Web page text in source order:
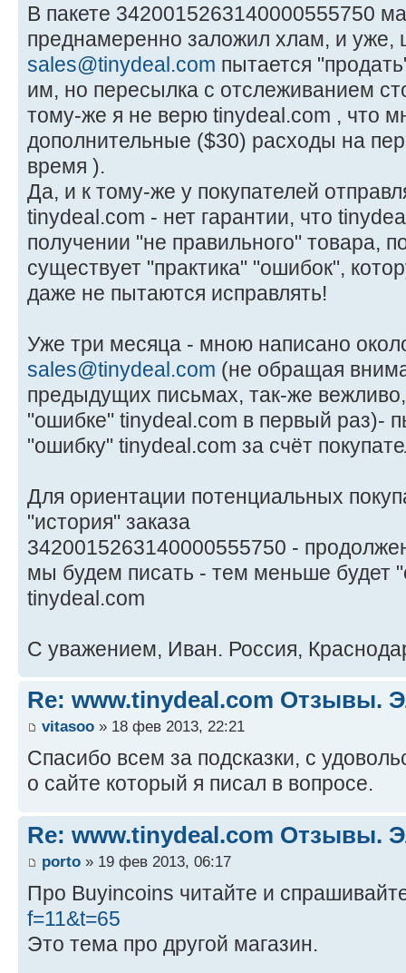
В пакете 3420015263140000555750
преднамеренно заложил хлам, и уже,
sales@tinydeal.com пытается
им, но пересылка с отслеживанием
тому-же я не верю tinydeal.com , что
дополнительные ($30) расходы на
время ).
Да, и к тому-же у покупателей
tinydeal.com - нет гарантии, что
получении "не правильного" товара,
существует "практика" "ошибок",
даже не пытаются исправлять!
Уже три месяца - мною написано
sales@tinydeal.com (не обращая
предыдущих письмах, так-же
"ошибке" tinydeal.com в первый раз)-
"ошибку" tinydeal.com за счёт
Для ориентации потенциальных
"история" заказа
3420015263140000555750 -
мы будем писать - тем меньше будет
tinydeal.com
С уважением, Иван. Россия,
Re: www.tinydeal.com Отзывы.
vitasoo » 18 фев 2013, 22:21
Спасибо всем за подсказки, с
о сайте который я писал в вопросе.
Re: www.tinydeal.com Отзывы.
porto » 19 фев 2013, 06:17
Про Buyincoins читайте и
f=11&t=65
Это тема про другой магазин.